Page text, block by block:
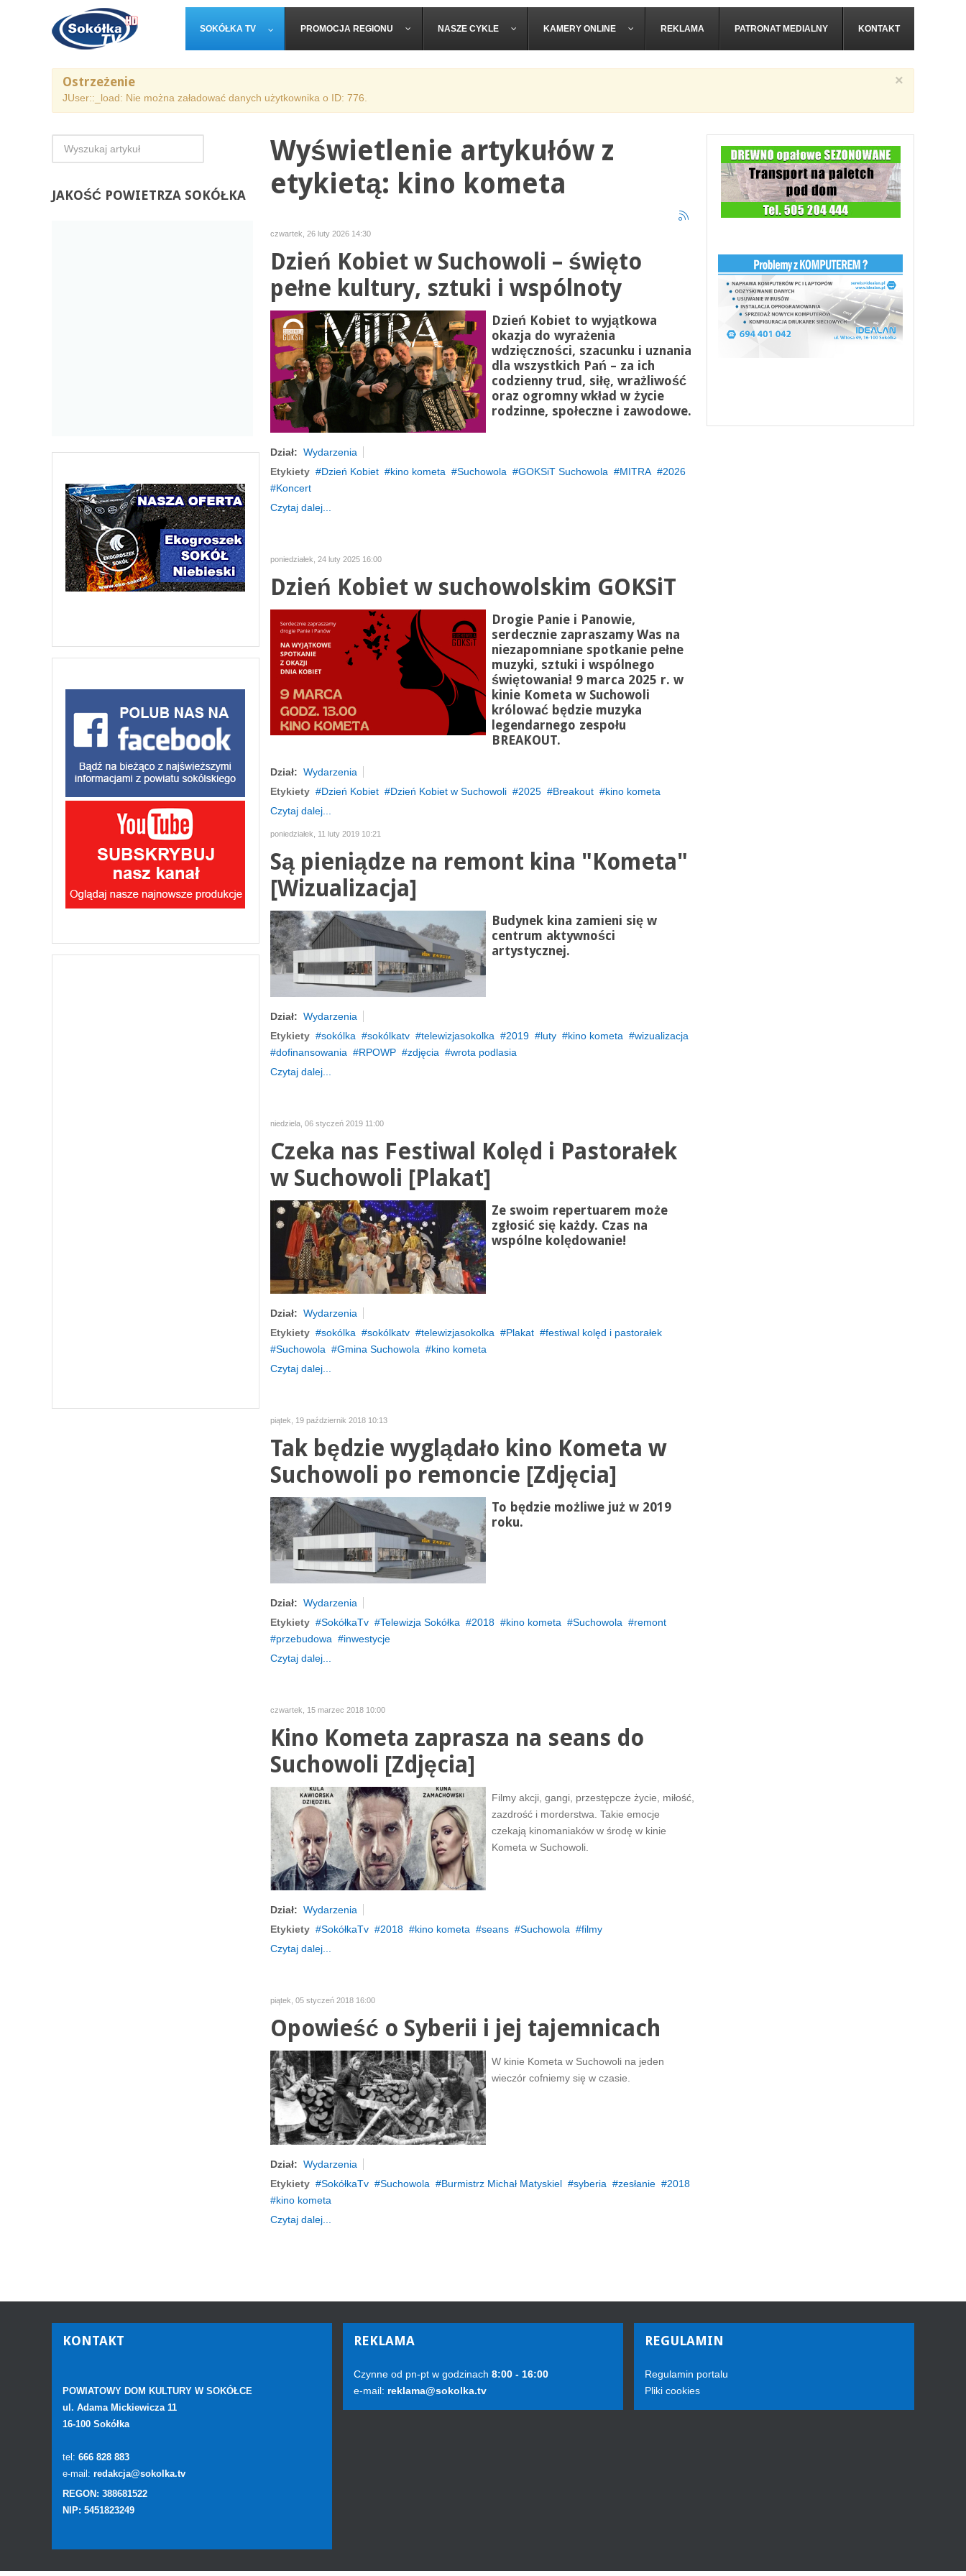
SOKÓŁKA TV PROMOCJA REGIONU NASZE CYKLE KAMERY ONLINE REKLAMA PATRONAT MEDIALNY KONTAKT
×
Ostrzeżenie
JUser::_load: Nie można załadować danych użytkownika o ID: 776.
Wyświetlenie artykułów z
etykietą: kino kometa
czwartek, 26 luty 2026 14:30
Dzień Kobiet w Suchowoli – święto
pełne kultury, sztuki i wspólnoty
Dzień Kobiet to wyjątkowa
okazja do wyrażenia
wdzięczności, szacunku i uznania
dla wszystkich Pań – za ich
codzienny trud, siłę, wrażliwość
oraz ogromny wkład w życie
rodzinne, społeczne i zawodowe.
Dział: Wydarzenia
Etykiety
Dzień Kobiet kino kometa Suchowola GOKSiT Suchowola MITRA
2026
Koncert
Czytaj dalej...
poniedziałek, 24 luty 2025 16:00
Dzień Kobiet w suchowolskim GOKSiT
Drogie Panie i Panowie,
serdecznie zapraszamy Was na
niezapomniane spotkanie pełne
muzyki, sztuki i wspólnego
świętowania! 9 marca 2025 r. w
kinie Kometa w Suchowoli
królować będzie muzyka
legendarnego zespołu
BREAKOUT.
Dział: Wydarzenia
Etykiety
Dzień Kobiet Dzień Kobiet w Suchowoli 2025 Breakout
kino kometa
Czytaj dalej...
poniedziałek, 11 luty 2019 10:21
Są pieniądze na remont kina "Kometa"
[Wizualizacja]
Budynek kina zamieni się w
centrum aktywności
artystycznej.
Dział: Wydarzenia
Etykiety
sokólka sokólkatv telewizjasokolka 2019 luty kino kometa
wizualizacja
dofinansowania
RPOWP zdjęcia
wrota podlasia
Czytaj dalej...
niedziela, 06 styczeń 2019 11:00
Czeka nas Festiwal Kolęd i Pastorałek
w Suchowoli [Plakat]
Ze swoim repertuarem może
zgłosić się każdy. Czas na
wspólne kolędowanie!
Dział: Wydarzenia
Etykiety
sokólka sokólkatv telewizjasokolka Plakat
festiwal kolęd i pastorałek
Suchowola
Gmina Suchowola
kino kometa
Czytaj dalej...
piątek, 19 październik 2018 10:13
Tak będzie wyglądało kino Kometa w
Suchowoli po remoncie [Zdjęcia]
To będzie możliwe już w 2019
roku.
Dział: Wydarzenia
Etykiety
SokółkaTv Telewizja Sokółka 2018 kino kometa Suchowola
remont
przebudowa
inwestycje
Czytaj dalej...
czwartek, 15 marzec 2018 10:00
Kino Kometa zaprasza na seans do
Suchowoli [Zdjęcia]
Filmy akcji, gangi, przestępcze życie, miłość,
zazdrość i morderstwa. Takie emocje
czekają kinomaniaków w środę w kinie
Kometa w Suchowoli.
Dział: Wydarzenia
Etykiety
SokółkaTv 2018 kino kometa seans Suchowola
filmy
Czytaj dalej...
piątek, 05 styczeń 2018 16:00
Opowieść o Syberii i jej tajemnicach
W kinie Kometa w Suchowoli na jeden
wieczór cofniemy się w czasie.
Dział: Wydarzenia
Etykiety
SokółkaTv Suchowola Burmistrz Michał Matyskiel syberia zesłanie
2018
kino kometa
Czytaj dalej...
JAKOŚĆ POWIETRZA SOKÓŁKA
KONTAKT
POWIATOWY DOM KULTURY W SOKÓŁCE
ul. Adama Mickiewicza 11
16-100 Sokółka
tel: 666 828 883
e-mail: redakcja@sokolka.tv
REGON: 388681522
NIP: 5451823249
REKLAMA
Czynne od pn-pt w godzinach 8:00 - 16:00
e-mail: reklama@sokolka.tv
REGULAMIN
Regulamin portalu
Pliki cookies